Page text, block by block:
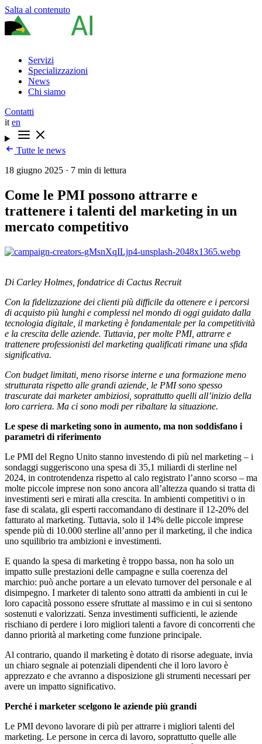
Salta al contenuto
Servizi
Specializzazioni
News
Chi siamo
Contatti
it en
Tutte le news
18 giugno 2025 · 7 min di lettura
Come le PMI possono attrarre e
trattenere i talenti del marketing in un
mercato competitivo
Di Carley Holmes, fondatrice di Cactus Recruit
Con la fidelizzazione dei clienti più difficile da ottenere e i percorsi
di acquisto più lunghi e complessi nel mondo di oggi guidato dalla
tecnologia digitale, il marketing è fondamentale per la competitività
e la crescita delle aziende. Tuttavia, per molte PMI, attrarre e
trattenere professionisti del marketing qualificati rimane una sfida
significativa.
Con budget limitati, meno risorse interne e una formazione meno
strutturata rispetto alle grandi aziende, le PMI sono spesso
trascurate dai marketer ambiziosi, soprattutto quelli all’inizio della
loro carriera. Ma ci sono modi per ribaltare la situazione.
Le spese di marketing sono in aumento, ma non soddisfano i
parametri di riferimento
Le PMI del Regno Unito stanno investendo di più nel marketing – i
sondaggi suggeriscono una spesa di 35,1 miliardi di sterline nel
2024, in controtendenza rispetto al calo registrato l’anno scorso – ma
molte piccole imprese non sono ancora all’altezza quando si tratta di
investimenti seri e mirati alla crescita. In ambienti competitivi o in
fase di scalata, gli esperti raccomandano di destinare il 12-20% del
fatturato al marketing. Tuttavia, solo il 14% delle piccole imprese
spende più di 10.000 sterline all’anno per il marketing, il che indica
uno squilibrio tra ambizioni e investimenti.
E quando la spesa di marketing è troppo bassa, non ha solo un
impatto sulle prestazioni delle campagne e sulla coerenza del
marchio: può anche portare a un elevato turnover del personale e al
disimpegno. I marketer di talento sono attratti da ambienti in cui le
loro capacità possono essere sfruttate al massimo e in cui si sentono
sostenuti e valorizzati. Senza investimenti sufficienti, le aziende
rischiano di perdere i loro migliori talenti a favore di concorrenti che
danno priorità al marketing come funzione principale.
Al contrario, quando il marketing è dotato di risorse adeguate, invia
un chiaro segnale ai potenziali dipendenti che il loro lavoro è
apprezzato e che avranno a disposizione gli strumenti necessari per
avere un impatto significativo.
Perché i marketer scelgono le aziende più grandi
Le PMI devono lavorare di più per attrarre i migliori talenti del
marketing. Le persone in cerca di lavoro, soprattutto quelle alle